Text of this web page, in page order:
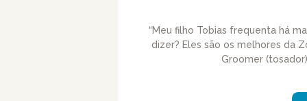
“Meu filho Tobias frequenta há
dizer? Eles são os melhores da
Groomer